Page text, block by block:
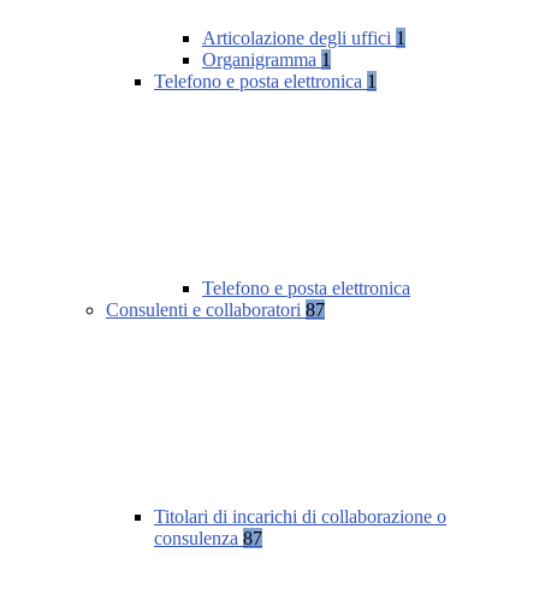
Articolazione degli uffici 1
Organigramma 1
Telefono e posta elettronica 1
Telefono e posta elettronica
Consulenti e collaboratori 87
Titolari di incarichi di collaborazione o
consulenza 87